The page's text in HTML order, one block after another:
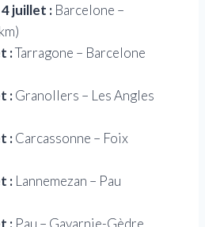
juillet : Barcelone –
:Tarragone – Barcelone
:Granollers – Les Angles
:Carcassonne – Foix
: Lannemezan – Pau
: Pau – Gavarnie-Gèdre